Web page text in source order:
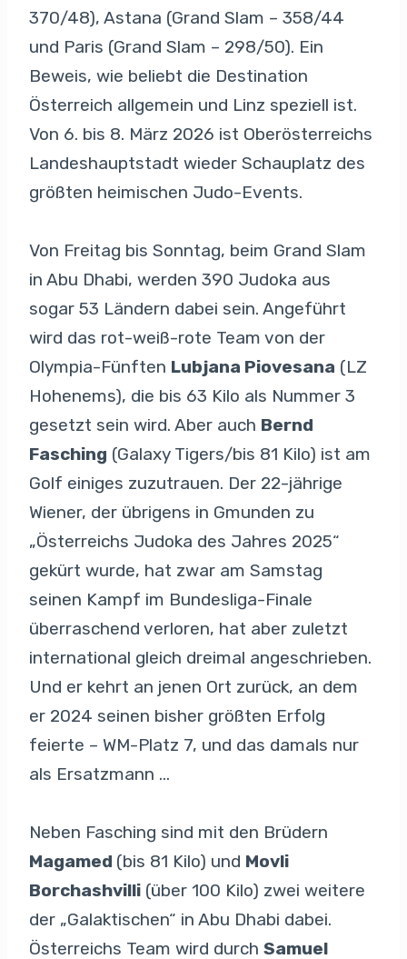
370/48), Astana (Grand Slam – 358/44
und Paris (Grand Slam – 298/50). Ein
Beweis, wie beliebt die Destination
Österreich allgemein und Linz speziell ist.
Von 6. bis 8. März 2026 ist Oberösterreichs
Landeshauptstadt wieder Schauplatz des
größten heimischen Judo-Events.
Von Freitag bis Sonntag, beim Grand Slam
in Abu Dhabi, werden 390 Judoka aus
sogar 53 Ländern dabei sein. Angeführt
wird das rot-weiß-rote Team von der
Olympia-Fünften Lubjana Piovesana (LZ
Hohenems), die bis 63 Kilo als Nummer 3
gesetzt sein wird. Aber auch Bernd
Fasching (Galaxy Tigers/bis 81 Kilo) ist am
Golf einiges zuzutrauen. Der 22-jährige
Wiener, der übrigens in Gmunden zu
„Österreichs Judoka des Jahres 2025“
gekürt wurde, hat zwar am Samstag
seinen Kampf im Bundesliga-Finale
überraschend verloren, hat aber zuletzt
international gleich dreimal angeschrieben.
Und er kehrt an jenen Ort zurück, an dem
er 2024 seinen bisher größten Erfolg
feierte – WM-Platz 7, und das damals nur
als Ersatzmann …
Neben Fasching sind mit den Brüdern
Magamed (bis 81 Kilo) und Movli
Borchashvilli (über 100 Kilo) zwei weitere
der „Galaktischen“ in Abu Dhabi dabei.
Österreichs Team wird durch Samuel